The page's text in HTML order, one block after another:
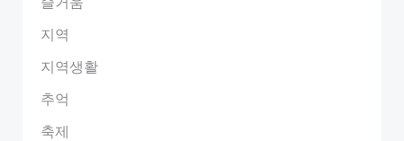
지역
지역생활
추억
축제